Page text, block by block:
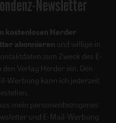
Newsletter
kostenlosen Herder
abonnieren und willige in
zum Zweck des E-
Verlag Herder ein. Den
Werbung kann ich jederzeit
mein personenbezogenes
und E-Mail-Werbung